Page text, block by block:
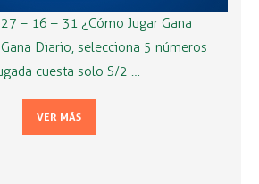
– 16 – 31 ¿Cómo Jugar Gana
Diario, selecciona 5 números
cuesta solo S/2 …
VER MÁS